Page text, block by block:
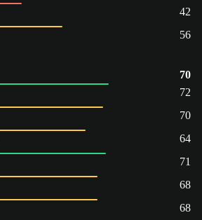
42
56
70
72
70
64
71
68
68